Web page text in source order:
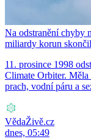
Na odstranění chyby
miliardy korun
11. prosince 1998
Climate Orbiter.
prach, vodní páru a
VědaŽivě.cz
dnes, 05:49